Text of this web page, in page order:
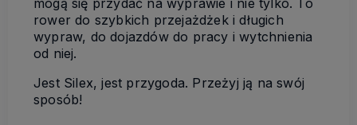
mogą się przydać na wyprawie i nie tylko. To
rower do szybkich przejażdżek i długich
wypraw, do dojazdów do pracy i wytchnienia
od niej.
Jest Silex, jest przygoda. Przeżyj ją na swój
sposób!